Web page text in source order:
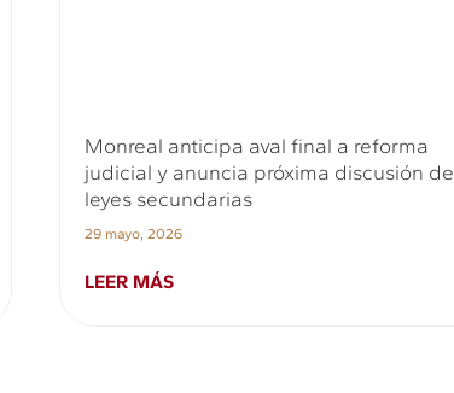
Monreal anticipa aval final a reforma
judicial y anuncia próxima discusión de
leyes secundarias
29 mayo, 2026
LEER MÁS